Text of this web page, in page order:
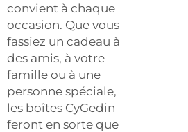
convient à chaque
occasion. Que vous
fassiez un cadeau à
des amis, à votre
famille ou à une
personne spéciale,
les boîtes CyGedin
feront en sorte que